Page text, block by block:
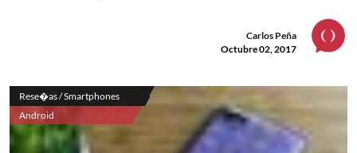
Carlos Peña
Octubre 02, 2017
Rese�as / Smartphones
Android